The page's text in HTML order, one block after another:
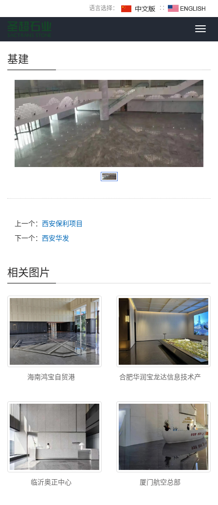
语言选择： ∷
基建
上一个： 西安保利项目
下一个： 西安华发
相关图片
海南鸿宝自贸港 合肥华润宝龙达信息技术产
临沂奥正中心 厦门航空总部